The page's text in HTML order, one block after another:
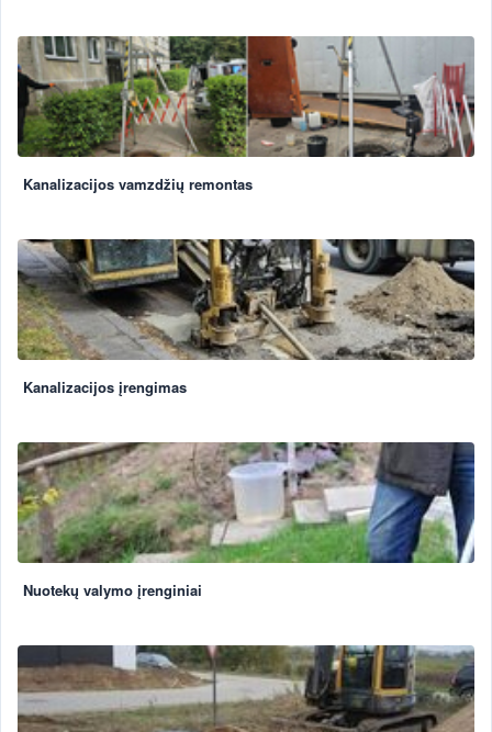
Kanalizacijos vamzdžių remontas
Kanalizacijos įrengimas
Nuotekų valymo įrenginiai